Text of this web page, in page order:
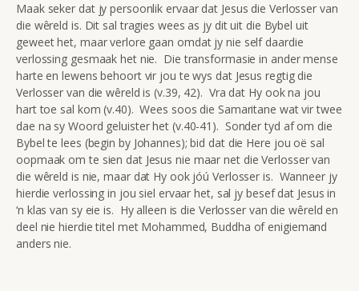
Maak seker dat jy persoonlik ervaar dat Jesus die Verlosser van
die wêreld is. Dit sal tragies wees as jy dit uit die Bybel uit
geweet het, maar verlore gaan omdat jy nie self daardie
verlossing gesmaak het nie. Die transformasie in ander mense
harte en lewens behoort vir jou te wys dat Jesus regtig die
Verlosser van die wêreld is (v.39, 42). Vra dat Hy ook na jou
hart toe sal kom (v.40). Wees soos die Samaritane wat vir twee
dae na sy Woord geluister het (v.40-41). Sonder tyd af om die
Bybel te lees (begin by Johannes); bid dat die Here jou oë sal
oopmaak om te sien dat Jesus nie maar net die Verlosser van
die wêreld is nie, maar dat Hy ook jóú Verlosser is. Wanneer jy
hierdie verlossing in jou siel ervaar het, sal jy besef dat Jesus in
‘n klas van sy eie is. Hy alleen is die Verlosser van die wêreld en
deel nie hierdie titel met Mohammed, Buddha of enigiemand
anders nie.